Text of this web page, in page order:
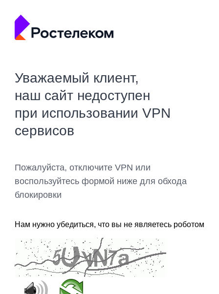
Уважаемый клиент,
наш сайт недоступен
при использовании VPN
сервисов
Пожалуйста, отключите VPN или
воспользуйтесь формой ниже для обхода
блокировки
Нам нужно убедиться, что вы не являетесь роботом